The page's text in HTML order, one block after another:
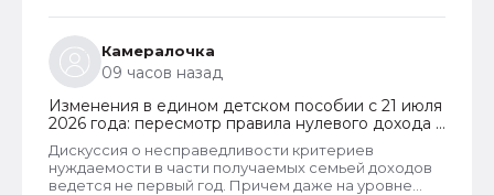
критерию нуждаемости. Согласно данному
критерию, их среднедушевой доход не должен
превышать прожиточный минимум на каждого
члена семьи. И если доход заявителя хотя бы на 1
рубль превысит установленный предел, то в
пособии отказывают, что конечно же
несправедливо.
Камералочка
09 часов назад
Изменения в едином детском пособии с 21 июля
2026 года: пересмотр правила нулевого дохода и
новый порядок оформления пособий по месту
пребывания
Дискуссия о несправедливости критериев
нуждаемости в части получаемых семьей доходов
ведется не первый год. Причем даже на уровне